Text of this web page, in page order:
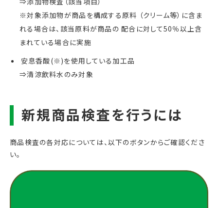
※対象添加物が商品を構成する原料 （クリーム等）に含ま
れる場合は、該当原料が商品の 配合に対して50％以上含
まれている場合に実施
安息香酸(※)を使用している加工品
⇒清涼飲料水のみ対象
商品検査の各対応については、以下のボタンからご確認くださ
い。